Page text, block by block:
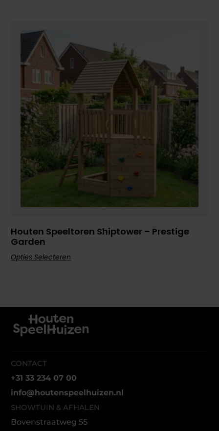
Houten Speeltoren Shiptower – Prestige
Garden
Opties Selecteren
CONTACT
+31 33 234 07 00
info@houtenspeelhuizen.nl
SHOWTUIN & AFHALEN
Bovenstraatweg 55